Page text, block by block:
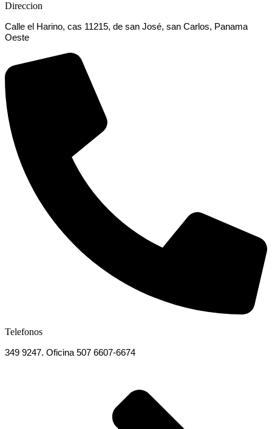
Direccion
Calle el Harino, cas 11215, de san José, san Carlos, Panama
Oeste
Telefonos
349 9247. Oficina 507 6607-6674